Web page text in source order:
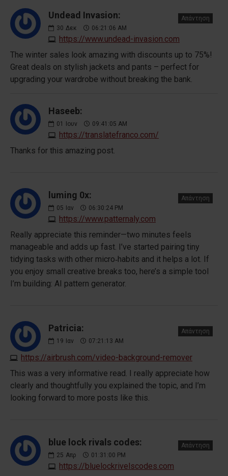
Undead Invasion:
30 Δεκ 06:21:06 AM
https://www.undead-invasion.com
Απάντηση
The winter sales look amazing with discounts up to 75%!
Great deals on stylish jackets and pants – perfect for
upgrading your wardrobe without breaking the bank.
Haseeb:
01 Ιουν 09:41:05 AM
https://translatefranco.com/
Thanks for this amazing post.
luming 0x:
05 Ιαν 06:30:24 PM
https://www.patternaly.com
Απάντηση
Really appreciate this reminder—two minutes feels
manageable and adds up fast. I’ve started pairing tiny
tidying tasks with other micro‑habits and it helps a lot. If
you enjoy small creative breaks too, here’s a simple tool
I’m building: AI pattern generator.
Patricia:
19 Ιαν 07:21:13 AM
https://airbrush.com/video-background-remover
Απάντηση
This was a very informative read. I really appreciate how
clearly and thoughtfully you explained the topic, and I’m
looking forward to more posts like this.
blue lock rivals codes:
25 Απρ 01:31:00 PM
https://bluelockrivelscodes.com
Απάντηση